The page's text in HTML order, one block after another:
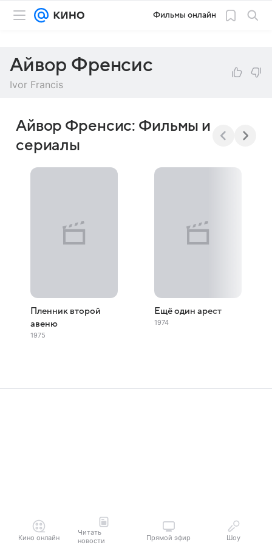
Фильмы онлайн
Айвор Френсис
Ivor Francis
Айвор Френсис: Фильмы и
сериалы
Пленник второй
авеню
1975
Ещё один арест
1974
Кино онлайн
Читать
новости
Прямой эфир Шоу